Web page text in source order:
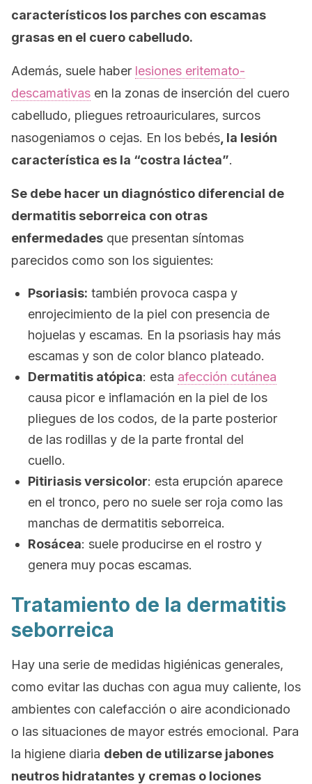
característicos los parches con escamas
grasas en el cuero cabelludo.
Además, suele haber lesiones eritemato-
descamativas en la zonas de inserción del cuero
cabelludo, pliegues retroauriculares, surcos
nasogeniamos o cejas. En los bebés , la lesión
característica es la “costra láctea”.
Se debe hacer un diagnóstico diferencial de
dermatitis seborreica con otras
enfermedades que presentan síntomas
parecidos como son los siguientes:
Psoriasis: también provoca caspa y
enrojecimiento de la piel con presencia de
hojuelas y escamas. En la psoriasis hay más
escamas y son de color blanco plateado.
Dermatitis atópica: esta afección cutánea
causa picor e inflamación en la piel de los
pliegues de los codos, de la parte posterior
de las rodillas y de la parte frontal del
cuello.
Pitiriasis versicolor: esta erupción aparece
en el tronco, pero no suele ser roja como las
manchas de dermatitis seborreica.
Rosácea: suele producirse en el rostro y
genera muy pocas escamas.
Tratamiento de la dermatitis
seborreica
Hay una serie de medidas higiénicas generales,
como evitar las duchas con agua muy caliente, los
ambientes con calefacción o aire acondicionado
o las situaciones de mayor estrés emocional. Para
la higiene diaria deben de utilizarse jabones
neutros hidratantes y cremas o lociones